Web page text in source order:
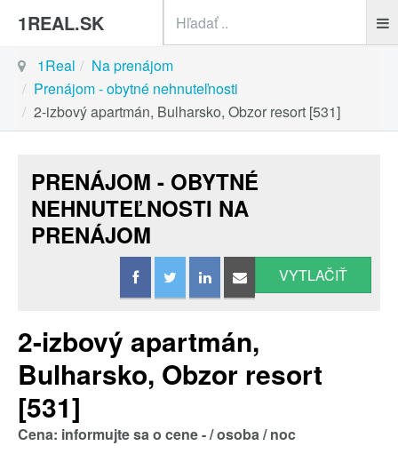
1REAL.SK
1Real
Na prenájom
Prenájom - obytné nehnuteľnosti
2-izbový apartmán, Bulharsko, Obzor resort [531]
PRENÁJOM - OBYTNÉ
NEHNUTEĽNOSTI NA
PRENÁJOM
VYTLAČIŤ
2-izbový apartmán,
Bulharsko, Obzor resort
[531]
Cena: informujte sa o cene - / osoba / noc